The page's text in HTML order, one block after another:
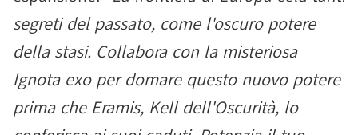
segreti del passato, come l'oscuro potere
della stasi. Collabora con la misteriosa
Ignota exo per domare questo nuovo potere
prima che Eramis, Kell dell'Oscurità, lo